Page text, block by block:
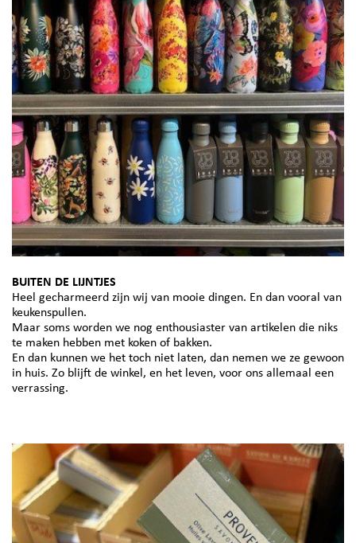
BUITEN DE LIJNTJES
Heel gecharmeerd zijn wij van mooie dingen. En dan vooral van
keukenspullen.
Maar soms worden we nog enthousiaster van artikelen die niks
te maken hebben met koken of bakken.
En dan kunnen we het toch niet laten, dan nemen we ze gewoon
in huis. Zo blijft de winkel, en het leven, voor ons allemaal een
verrassing.